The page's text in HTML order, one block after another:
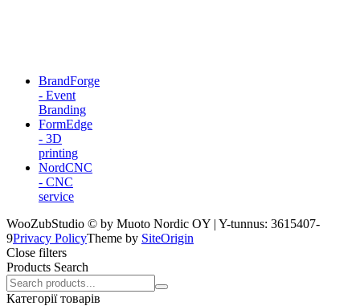
BrandForge
- Event
Branding
FormEdge
- 3D
printing
NordCNC
- CNC
service
WooZubStudio © by Muoto Nordic OY | Y-tunnus: 3615407-
9Privacy PolicyTheme by SiteOrigin
Close filters
Products Search
Search
products:
Категорії товарів